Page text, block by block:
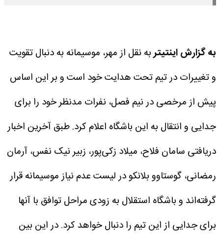
به گزارش اینتیتربه نقل از مهر، موسیمانه به دنبال تقویت
و تغییرات در تیم تحت هدایت خود است و بر این اساس
پیش از مرخصی در نیم فصل، نفرات مدنظر خود را برای
جدایی و انتقال به این باشگاه اعلام کرد.طبق آخرین اخبار
دریافتی سامان فلاح، میلاد زکی‌پور، زبیر نیک نفس، آرمان
رمضانی، گوستاوو بلانکو در لیست عدم نیاز موسیمانه قرار
گرفته‌اند و باشگاه استقلال به زودی مراحل توافق با آنها
برای جدایی از این تیم را دنبال خواهد کرد.در این بین